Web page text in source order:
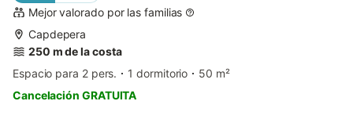
Mejor valorado por las familias
Capdepera
250 m de la costa
Espacio para 2 pers.
1 dormitorio
50 m²
Cancelación GRATUITA